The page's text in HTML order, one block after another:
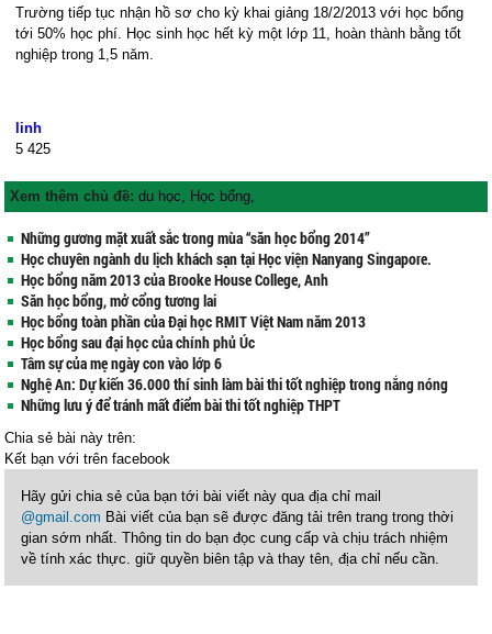
Trường tiếp tục nhận hồ sơ cho kỳ khai giảng 18/2/2013 với học bổng
tới 50% học phí. Học sinh học hết kỳ một lớp 11, hoàn thành bằng tốt
nghiệp trong 1,5 năm.
linh
5 425
Xem thêm chủ đề:du học, Học bổng,
Những gương mặt xuất sắc trong mùa “săn học bổng 2014”
Học chuyên ngành du lịch khách sạn tại Học viện Nanyang Singapore.
Học bổng năm 2013 của Brooke House College, Anh
Săn học bổng, mở cổng tương lai
Học bổng toàn phần của Đại học RMIT Việt Nam năm 2013
Học bổng sau đại học của chính phủ Úc
Tâm sự của mẹ ngày con vào lớp 6
Nghệ An: Dự kiến 36.000 thí sinh làm bài thi tốt nghiệp trong nắng nóng
Những lưu ý để tránh mất điểm bài thi tốt nghiệp THPT
Chia sẻ bài này trên:
Kết bạn vớitrên facebook
Hãy gửi chia sẻ của bạn tới bài viết này qua địa chỉ mail
@gmail.com Bài viết của bạn sẽ được đăng tải trên trang trong thời
gian sớm nhất. Thông tin do bạn đọc cung cấp và chịu trách nhiệm
về tính xác thực. giữ quyền biên tập và thay tên, địa chỉ nếu cần.